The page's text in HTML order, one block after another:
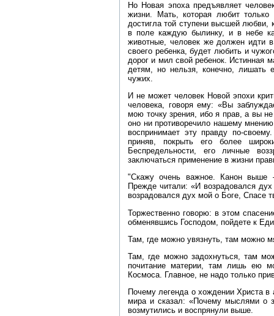
Но Новая эпоха предъявляет
жизни. Мать, которая любит
достигла той ступени высшей любви,
в поле каждую былинку, и в небе
животные, человек же должен идти
своего ребенка, будет любить и
дорог и мил свой ребенок. Истинная
детям, но нельзя, конечно, лишать
чужих.
И не может человек Новой эпохи
человека, говоря ему: «Вы
мою точку зрения, ибо я прав, а вы
оно ни противоречило нашему
воспринимает эту правду
приняв, покрыть его более
Беспредельности, его личные
заключаться применение в жизни
"Скажу очень важное. Канон
Прежде читали: «И возрадовался
возрадовался дух мой о Боге, Спасе
Торжественно говорю: в этом
обменявшись Господом, пойдете к
Там, где можно увязнуть, там можно
Там, где можно задохнуться, там
почитание материи, там лишь ею
Космоса. Главное, не надо только
Почему легенда о хождении Христа в
мира и сказал: «Почему мыслями о
возмутились и воспрянули выше.